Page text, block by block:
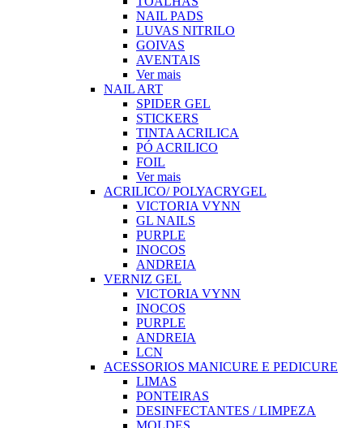
NAIL PADS
LUVAS NITRILO
GOIVAS
AVENTAIS
Ver mais
NAIL ART
SPIDER GEL
STICKERS
TINTA ACRILICA
PÓ ACRILICO
FOIL
Ver mais
ACRILICO/ POLYACRYGEL
VICTORIA VYNN
GL NAILS
PURPLE
INOCOS
ANDREIA
VERNIZ GEL
VICTORIA VYNN
INOCOS
PURPLE
ANDREIA
LCN
ACESSORIOS MANICURE E PEDICURE
LIMAS
PONTEIRAS
DESINFECTANTES / LIMPEZA
MOLDES